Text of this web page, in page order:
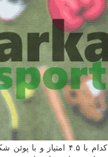
در جایگاه هشتم این مسابقات قرار بگیرد. هم چنین آناهیتازاهدی